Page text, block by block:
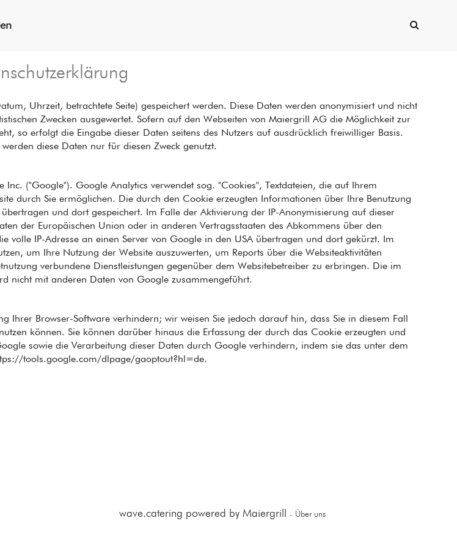
Uhrzeit, betrachtete Seite) gespeichert werden. Diese Daten werden anonymisiert und nicht
Zwecken ausgewertet. Sofern auf den Webseiten von Maiergrill AG die Möglichkeit zur
so erfolgt die Eingabe dieser Daten seitens des Nutzers auf ausdrücklich freiwilliger Basis.
diese Daten nur für diesen Zweck genutzt.
("Google"). Google Analytics verwendet sog. "Cookies", Textdateien, die auf Ihrem
durch Sie ermöglichen. Die durch den Cookie erzeugten Informationen über Ihre Benutzung
und dort gespeichert. Im Falle der Aktivierung der IP-Anonymisierung auf dieser
der Europäischen Union oder in anderen Vertragsstaaten des Abkommens über den
IP-Adresse an einen Server von Google in den USA übertragen und dort gekürzt. Im
um Ihre Nutzung der Website auszuwerten, um Reports über die Websiteaktivitäten
verbundene Dienstleistungen gegenüber dem Websitebetreiber zu erbringen. Die im
nicht mit anderen Daten von Google zusammengeführt.
Ihrer Browser-Software verhindern; wir weisen Sie jedoch darauf hin, dass Sie in diesem Fall
können. Sie können darüber hinaus die Erfassung der durch das Cookie erzeugten und
sowie die Verarbeitung dieser Daten durch Google verhindern, indem sie das unter dem
tools.google.com/dlpage/gaoptout?hl=de.
wave.catering powered by Maiergrill - Über uns